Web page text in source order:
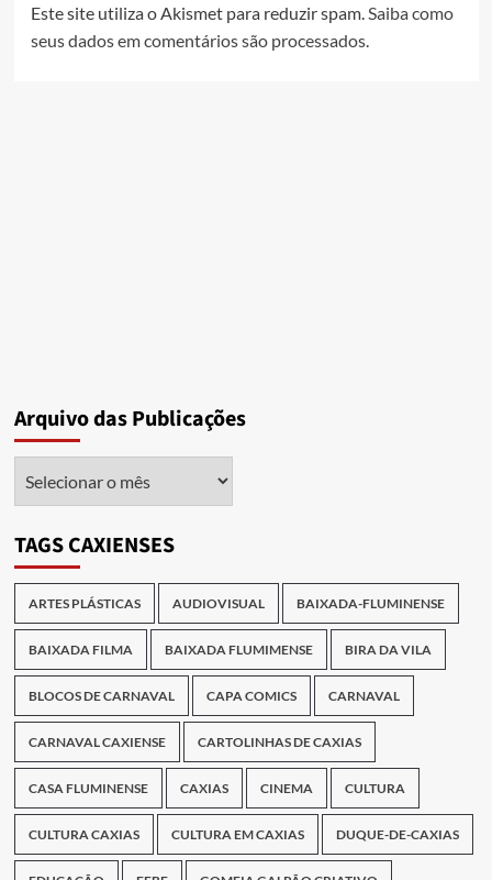
Este site utiliza o Akismet para reduzir spam.Saiba como
seus dados em comentários são processados.
Arquivo das Publicações
TAGS CAXIENSES
ARTES PLÁSTICAS AUDIOVISUAL BAIXADA-FLUMINENSE
BAIXADA FILMA BAIXADA FLUMIMENSE BIRA DA VILA
BLOCOS DE CARNAVAL CAPA COMICS CARNAVAL
CARNAVAL CAXIENSE CARTOLINHAS DE CAXIAS
CASA FLUMINENSE CAXIAS CINEMA CULTURA
CULTURA CAXIAS CULTURA EM CAXIAS DUQUE-DE-CAXIAS